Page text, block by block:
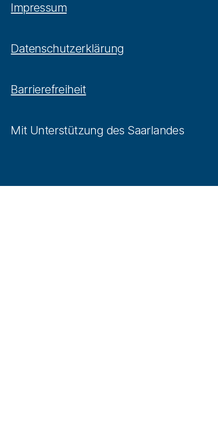
Impressum
Datenschutzerklärung
Barrierefreiheit
Mit Unterstützung des Saarlandes